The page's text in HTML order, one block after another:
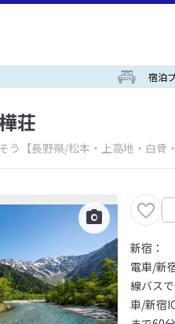
宿泊
荘
う 【長野県/松本・上高地・白骨
新宿：
電車/新
線バスで
車/新宿